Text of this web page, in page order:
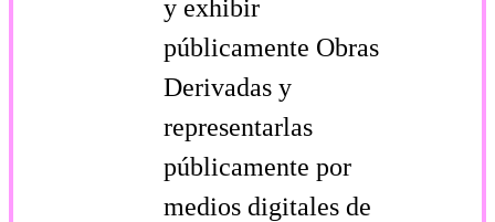
y exhibir
públicamente Obras
Derivadas y
representarlas
públicamente por
medios digitales de